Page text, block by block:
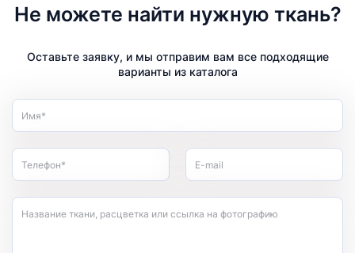
Не можете найти нужную ткань?
Оставьте заявку, и мы отправим вам все подходящие
варианты из каталога
Имя*
Телефон* E-mail
Название ткани, расцветка или ссылка на фотографию